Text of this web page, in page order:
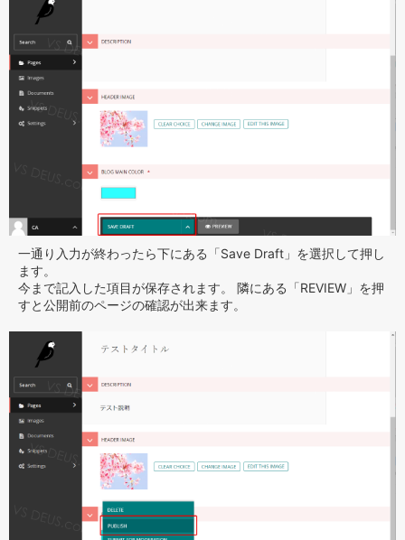
一通り入力が終わったら下にある「Save Draft」を選択して押し
ます。
今まで記入した項目が保存されます。 隣にある「REVIEW」を押
すと公開前のページの確認が出来ます。